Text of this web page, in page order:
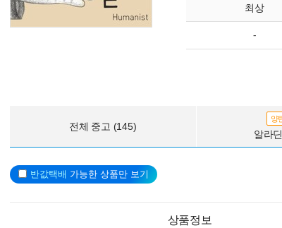
최상
-
전체 중고 (145)
양
알라
반값택배 가능한 상품만 보기
상품정보